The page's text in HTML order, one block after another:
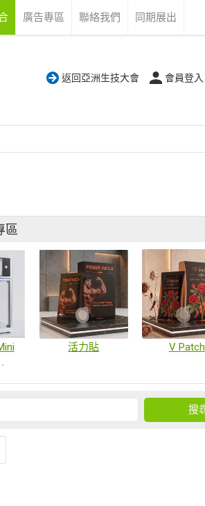
廣告專區 聯絡我們 同期展出
返回亞洲生技大會 會員登入
區
活力貼 V Patch